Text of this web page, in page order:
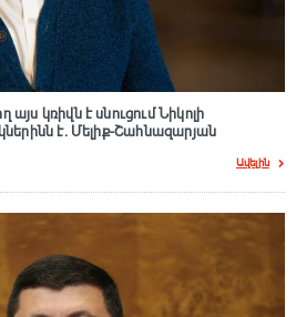
կռիվն է սնուցում Նիկոլի
է. Մելիք-Շահնազարյան
Ավելին